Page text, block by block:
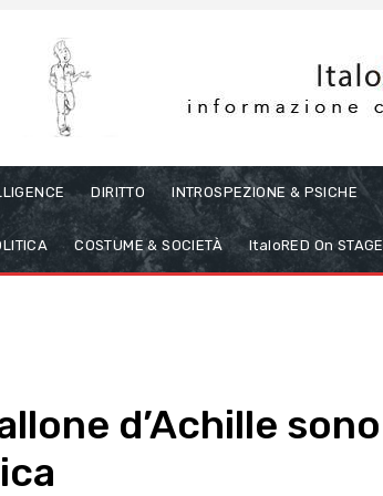
DIRITTO INTROSPEZIONE & PSICHE
COSTUME & SOCIETÀ ItaloRED On STAGE
d’Achille sono